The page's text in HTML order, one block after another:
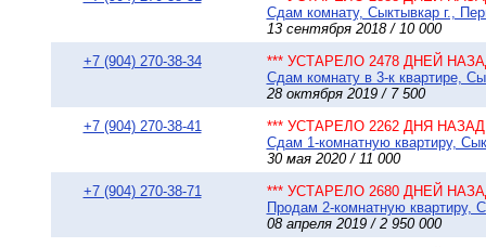
Сдам комнату, Сыктывкар г.,
13 сентября 2018 / 10 000
+7 (904) 270-38-34
*** УСТАРЕЛО 2478 ДНЕЙ
Сдам комнату в 3-к квартире,
28 октября 2019 / 7 500
+7 (904) 270-38-41
*** УСТАРЕЛО 2262 ДНЯ НАЗАД
Сдам 1-комнатную квартиру,
30 мая 2020 / 11 000
+7 (904) 270-38-71
*** УСТАРЕЛО 2680 ДНЕЙ
Продам 2-комнатную квартиру,
08 апреля 2019 / 2 950 000